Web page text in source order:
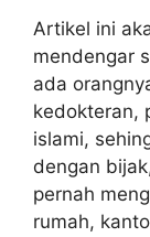
Artikel ini
mendengar
ada
kedokteran,
islami,
dengan
pernah
rumah,